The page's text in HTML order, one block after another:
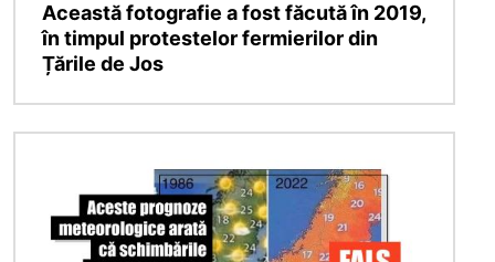
Această fotografie a fost făcută în 2019,
în timpul protestelor fermierilor din
Țările de Jos